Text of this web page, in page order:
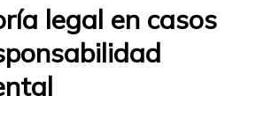
legal en casos